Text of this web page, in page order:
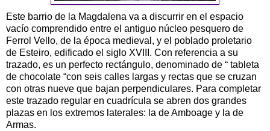
Este barrio de la Magdalena va a discurrir en el espacio
vacío comprendido entre el antiguo núcleo pesquero de
Ferrol Vello, de la época medieval, y el poblado proletario
de Esteiro, edificado el siglo XVIII. Con referencia a su
trazado, es un perfecto rectángulo, denominado de “ tableta
de chocolate “con seis calles largas y rectas que se cruzan
con otras nueve que bajan perpendiculares. Para completar
este trazado regular en cuadrícula se abren dos grandes
plazas en los extremos laterales: la de Amboage y la de
Armas.